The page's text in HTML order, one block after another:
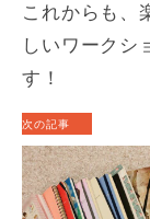
これからも、
しいワークシ
す！
次の記事